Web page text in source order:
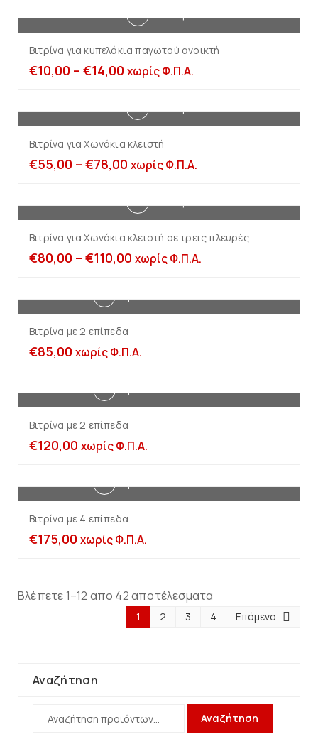
Βιτρίνα για κυπελάκια παγωτού ανοικτή
€10,00 – €14,00 χωρίς Φ.Π.Α.
Βιτρίνα για Χωνάκια κλειστή
€55,00 – €78,00 χωρίς Φ.Π.Α.
Βιτρίνα για Χωνάκια κλειστή σε τρεις πλευρές
€80,00 – €110,00 χωρίς Φ.Π.Α.
Βιτρίνα με 2 επίπεδα
€85,00 χωρίς Φ.Π.Α.
Βιτρίνα με 2 επίπεδα
€120,00 χωρίς Φ.Π.Α.
Βιτρίνα με 4 επίπεδα
€175,00 χωρίς Φ.Π.Α.
Βλέπετε 1–12 απο 42 αποτέλεσματα
1 2 3 4 Επόμενο
Αναζήτηση
Αναζήτηση